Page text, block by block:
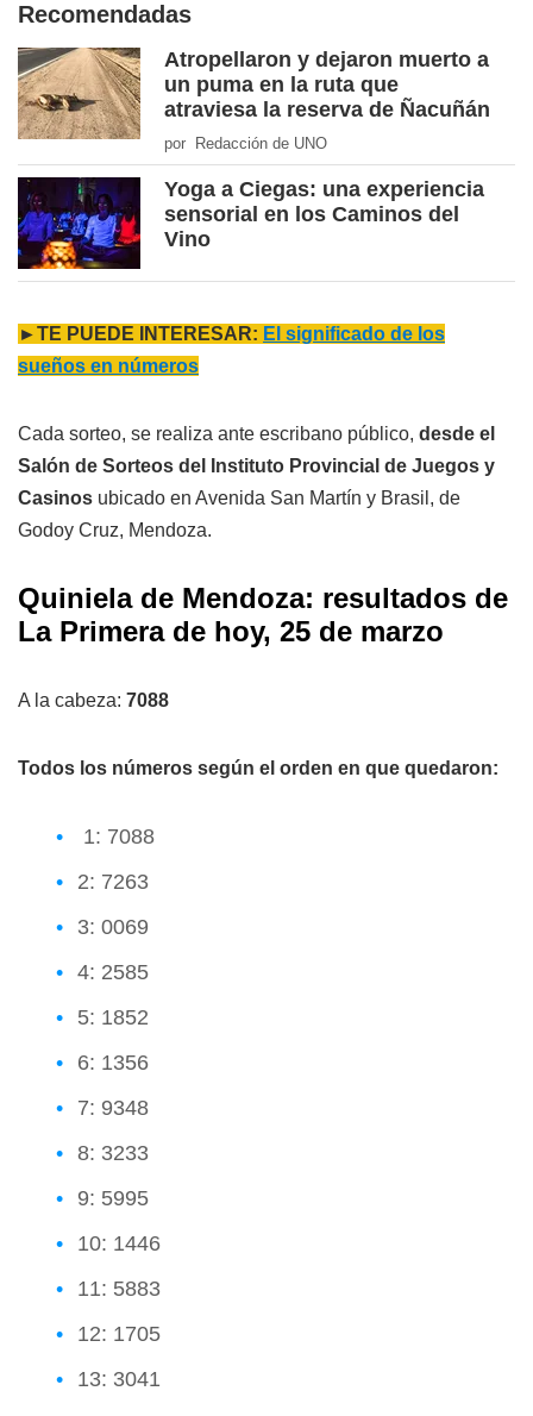
Recomendadas
Atropellaron y dejaron muerto a
un puma en la ruta que
atraviesa la reserva de Ñacuñán
por Redacción de UNO
Yoga a Ciegas: una experiencia
sensorial en los Caminos del
Vino
►TE PUEDE INTERESAR: El significado de los
sueños en números
Cada sorteo, se realiza ante escribano público, desde el
Salón de Sorteos del Instituto Provincial de Juegos y
Casinos ubicado en Avenida San Martín y Brasil, de
Godoy Cruz, Mendoza.
Quiniela de Mendoza: resultados de
La Primera de hoy, 25 de marzo
A la cabeza: 7088
Todos los números según el orden en que quedaron:
1: 7088
2: 7263
3: 0069
4: 2585
5: 1852
6: 1356
7: 9348
8: 3233
9: 5995
10: 1446
11: 5883
12: 1705
13: 3041